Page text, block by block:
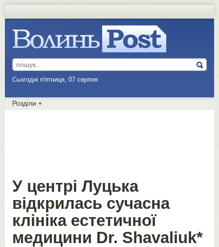
Сьогодні п'ятниця, 07 серпня
Розділи +
У центрі Луцька
відкрилась сучасна
клініка естетичної
медицини Dr. Shavaliuk*